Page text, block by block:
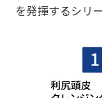
を発揮するシリー